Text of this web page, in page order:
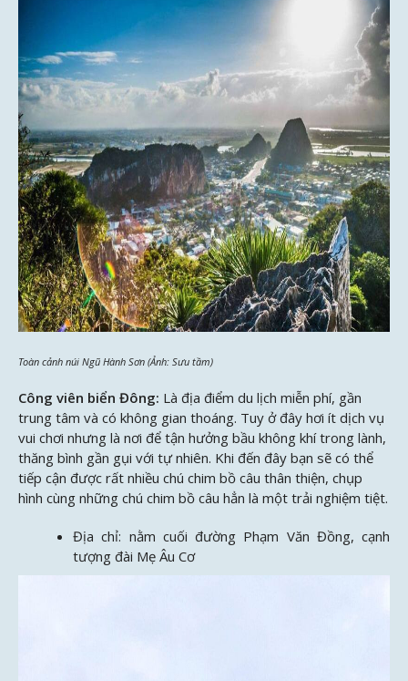
Toàn cảnh núi Ngũ Hành Sơn (Ảnh: Sưu tầm)
Công viên biển Đông: Là địa điểm du lịch miễn phí, gần
trung tâm và có không gian thoáng. Tuy ở đây hơi ít dịch vụ
vui chơi nhưng là nơi để tận hưởng bầu không khí trong lành,
thăng bình gần gụi với tự nhiên. Khi đến đây bạn sẽ có thể
tiếp cận được rất nhiều chú chim bồ câu thân thiện, chụp
hình cùng những chú chim bồ câu hẳn là một trải nghiệm tiệt.
Địa chỉ: nằm cuối đường Phạm Văn Đồng, cạnh
tượng đài Mẹ Âu Cơ